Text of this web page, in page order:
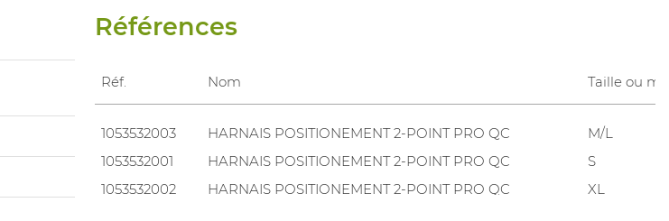
Références
Réf. Nom Taille ou
1053532003 HARNAIS POSITIONEMENT 2-POINT PRO QC
M/L
1053532001
HARNAIS POSITIONEMENT 2-POINT PRO QC
S
1053532002
HARNAIS POSITIONEMENT 2-POINT PRO QC XL